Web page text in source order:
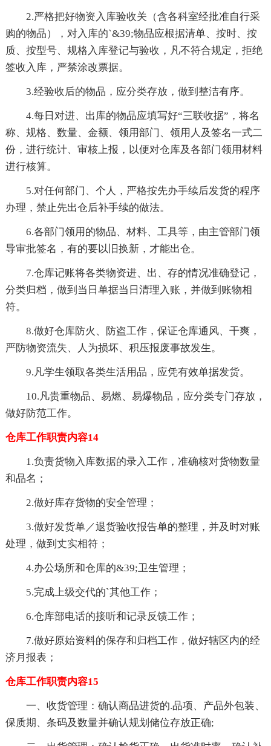
2.严格把好物资入库验收关（含各科室经批准自行采
购的物品），对入库的`&39;物品应根据清单、按时、按
质、按型号、规格入库登记与验收，凡不符合规定，拒绝
签收入库，严禁涂改票据。
3.经验收后的物品，应分类存放，做到整洁有序。
4.每日对进、出库的物品应填写好“三联收据”，将名
称、规格、数量、金额、领用部门、领用人及签名一式二
份，进行统计、审核上报，以便对仓库及各部门领用材料
进行核算。
5.对任何部门、个人，严格按先办手续后发货的程序
办理，禁止先出仓后补手续的做法。
6.各部门领用的物品、材料、工具等，由主管部门领
导审批签名，有的要以旧换新，才能出仓。
7.仓库记账将各类物资进、出、存的情况准确登记，
分类归档，做到当日单据当日清理入账，并做到账物相
符。
8.做好仓库防火、防盗工作，保证仓库通风、干爽，
严防物资流失、人为损坏、积压报废事故发生。
9.凡学生领取各类生活用品，应凭有效单据发货。
10.凡贵重物品、易燃、易爆物品，应分类专门存放，
做好防范工作。
仓库工作职责内容14
1.负责货物入库数据的录入工作，准确核对货物数量
和品名；
2.做好库存货物的安全管理；
3.做好发货单／退货验收报告单的整理，并及时对账
处理，做到丈实相符；
4.办公场所和仓库的&39;卫生管理；
5.完成上级交代的`其他工作；
6.仓库部电话的接听和记录反馈工作；
7.做好原始资料的保存和归档工作，做好辖区内的经
济月报表；
仓库工作职责内容15
一、收货管理：确认商品进货的.品项、产品外包装、
保质期、条码及数量并确认规划储位存放正确;